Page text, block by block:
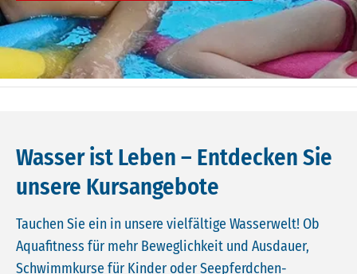
Wasser ist Leben – Entdecken Sie
unsere Kursangebote
Tauchen Sie ein in unsere vielfältige Wasserwelt! Ob
Aquafitness für mehr Beweglichkeit und Ausdauer,
Schwimmkurse für Kinder oder Seepferdchen-